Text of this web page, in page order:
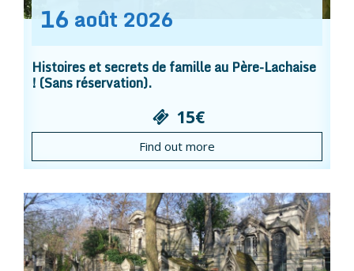
16 août 2026
Histoires et secrets de famille au Père-Lachaise
! (Sans réservation).
15€
Find out more